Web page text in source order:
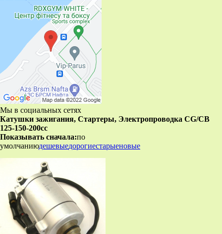
Мы в социальных сетях
Катушки зажигания, Стартеры, Электропроводка CG/CB
125-150-200cc
Показывать сначала:по
умолчаниюдешевыедорогиестарыеновые